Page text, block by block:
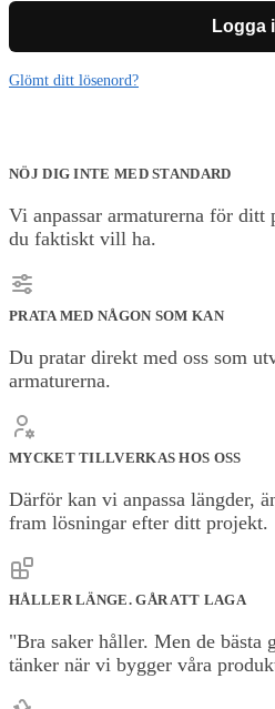
Logga
Glömt ditt lösenord?
NÖJ DIG INTE MED STANDARD
Vi anpassar armaturerna för
du faktiskt vill ha.
PRATA MED NÅGON SOM KAN
Du pratar direkt med oss som
armaturerna.
MYCKET TILLVERKAS HOS OSS
Därför kan vi anpassa längder,
fram lösningar efter ditt projekt.
HÅLLER LÄNGE. GÅR ATT LAGA
"Bra saker håller. Men de bästa
tänker när vi bygger våra